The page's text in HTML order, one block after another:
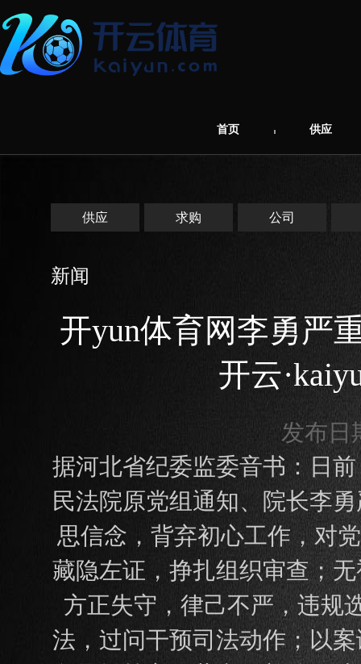
首页 供应
供应 求购 公司
新闻
开yun体育网李勇严
开云
发布日
据河北省纪委监委音书：日
民法院原党组通知、院长李
思信念，背弃初心工作，对
藏隐左证，挣扎组织审查；
方正失守，律己不严，违规
法，过问干预司法动作；以